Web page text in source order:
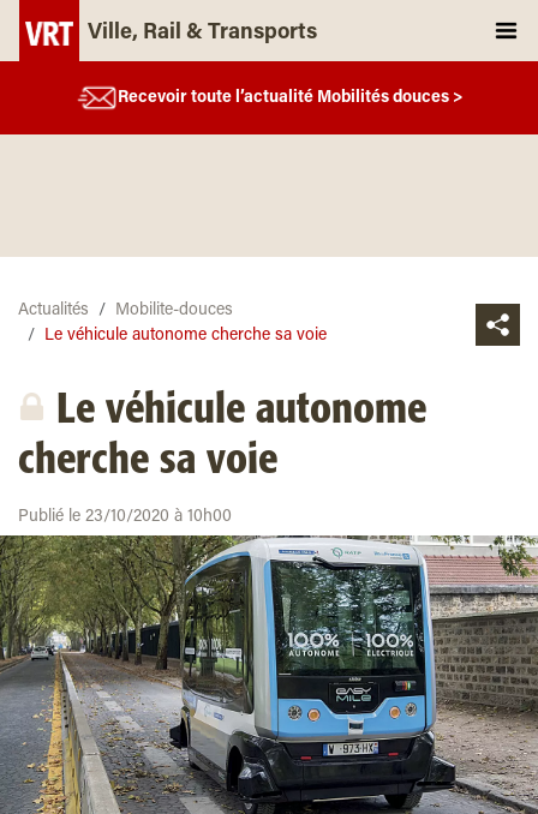
Ville, Rail & Transports
Recevoir toute l’actualité Mobilités douces >
Actualités
Mobilite-douces
Le véhicule autonome cherche sa voie
Le véhicule autonome
cherche sa voie
Publié le 23/10/2020 à 10h00